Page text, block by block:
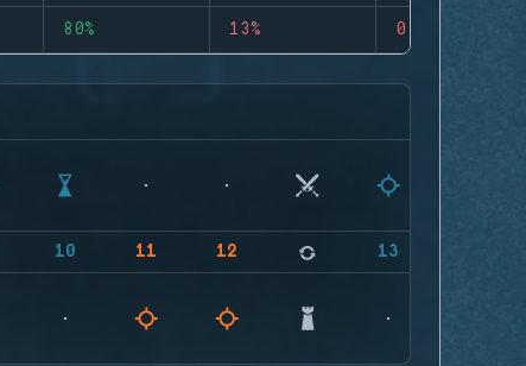
80% 13% 0
10 11 12 13